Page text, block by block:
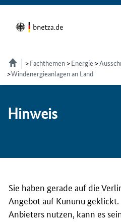
Fachthemen Energie
Windenergieanlagen an Land
Hin­weis
Sie haben gerade auf die
Angebot auf Kununu
Anbieters nutzen, kann es